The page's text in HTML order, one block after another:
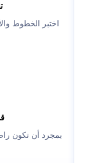
‫تخصيص
‫اختبر الخطوط والألوان
‫قم
‫بمجرد أن تكون راضيًا عن
بجودة